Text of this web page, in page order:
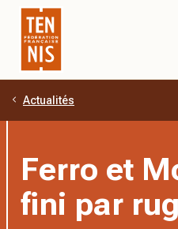
Aller au contenu principal
Actualités
Ferro et
fini par